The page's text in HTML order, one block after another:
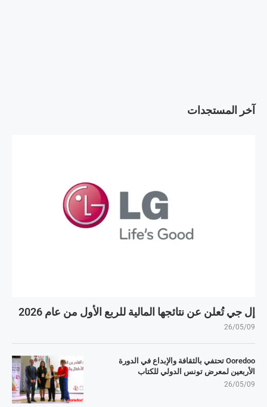
آخر المستجدات
إل جي تُعلن عن نتائجها المالية للربع الأول من عام 2026
26/05/09
Ooredoo تحتفي بالثقافة والإبداع في الدورة
الأربعين لمعرض تونس الدولي للكتاب
26/05/09